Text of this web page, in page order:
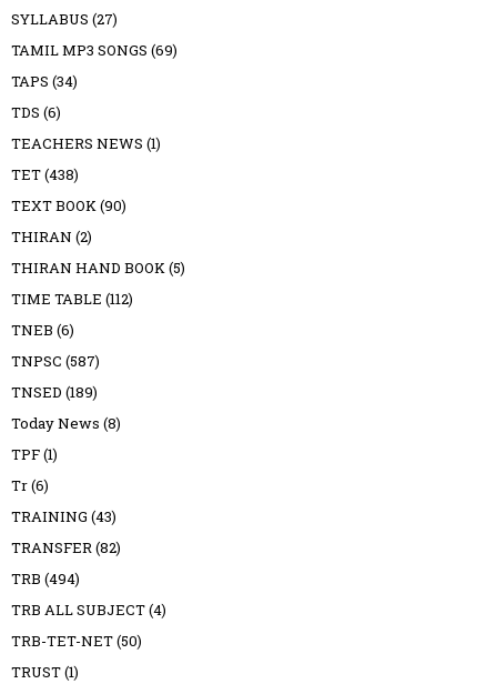
SYLLABUS (27)
TAMIL MP3 SONGS (69)
TAPS (34)
TDS (6)
TEACHERS NEWS (1)
TET(438)
TEXT BOOK(90)
THIRAN (2)
THIRAN HAND BOOK(5)
TIME TABLE (112)
TNEB (6)
TNPSC (587)
TNSED (189)
Today News (8)
TPF(1)
Tr(6)
TRAINING (43)
TRANSFER(82)
TRB (494)
TRB ALL SUBJECT(4)
TRB-TET-NET(50)
TRUST(1)